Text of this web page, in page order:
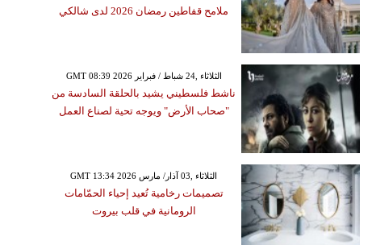
ملامح قفاطين رمضان 2026 لدى شالكي
GMT 08:39 2026 الثلاثاء ,24 شباط / فبراير
ناشط فلسطيني يشيد بالحلقة السادسة من
"صحاب الأرض" ويوجه تحية لصناع العمل
GMT 13:34 2026 الثلاثاء ,03 آذار/ مارس
تصميمات رخامية تُعيد إحياء الحمّامات
الرومانية في قلب بيروت